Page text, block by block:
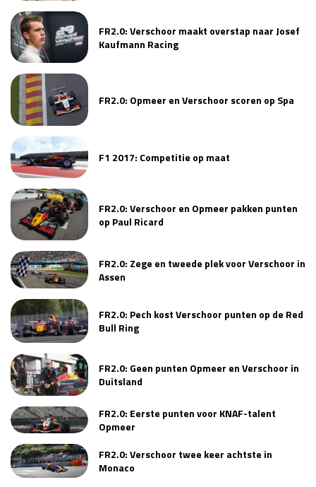
FR2.0: Verschoor maakt overstap naar Josef
Kaufmann Racing
FR2.0: Opmeer en Verschoor scoren op Spa
F1 2017: Competitie op maat
FR2.0: Verschoor en Opmeer pakken punten
op Paul Ricard
FR2.0: Zege en tweede plek voor Verschoor in
Assen
FR2.0: Pech kost Verschoor punten op de Red
Bull Ring
FR2.0: Geen punten Opmeer en Verschoor in
Duitsland
FR2.0: Eerste punten voor KNAF-talent
Opmeer
FR2.0: Verschoor twee keer achtste in
Monaco